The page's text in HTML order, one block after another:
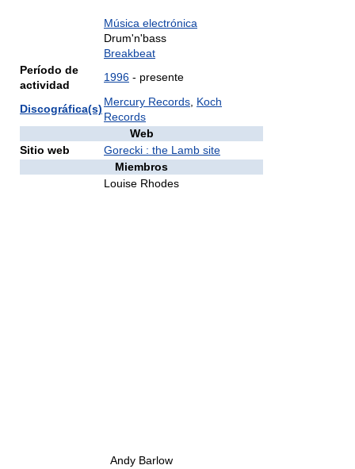
Música electrónica
Drum'n'bass
Breakbeat
Período de
actividad
1996 - presente
Discográfica(s)
Mercury Records Koch
Records
Web
Sitio web
Gorecki : the Lamb site
Miembros
Louise Rhodes
Andy Barlow